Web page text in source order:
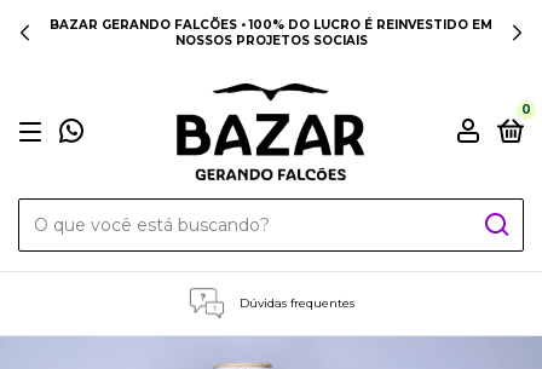
BAZAR GERANDO FALCÕES • 100% DO LUCRO É REINVESTIDO EM
NOSSOS PROJETOS SOCIAIS
0
Dúvidas frequentes